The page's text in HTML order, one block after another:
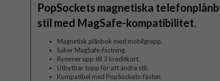
PopSockets magnetiska
stil med MagSafe-kompatibilitet.
Magnetisk plånbok med mobilgrepp.
Säker MagSafe-fästning.
Rymmer upp till 3 kreditkort.
Utbytbar topp för att ändra stil.
Kompatibel med PopSockets-fästen.